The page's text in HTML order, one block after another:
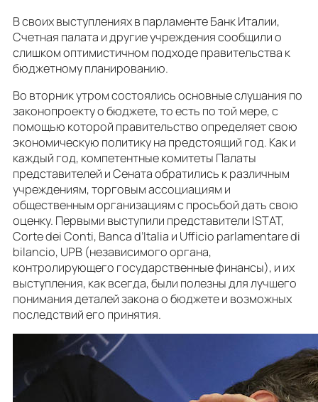
В своих выступлениях в парламенте Банк Италии,
Счетная палата и другие учреждения сообщили о
слишком оптимистичном подходе правительства к
бюджетному планированию.
Во вторник утром состоялись основные слушания по
законопроекту о бюджете, то есть по той мере, с
помощью которой правительство определяет свою
экономическую политику на предстоящий год. Как и
каждый год, компетентные комитеты Палаты
представителей и Сената обратились к различным
учреждениям, торговым ассоциациям и
общественным организациям с просьбой дать свою
оценку. Первыми выступили представители ISTAT,
Corte dei Conti, Banca d’Italia и Ufficio parlamentare di
bilancio, UPB (независимого органа,
контролирующего государственные финансы), и их
выступления, как всегда, были полезны для лучшего
понимания деталей закона о бюджете и возможных
последствий его принятия.